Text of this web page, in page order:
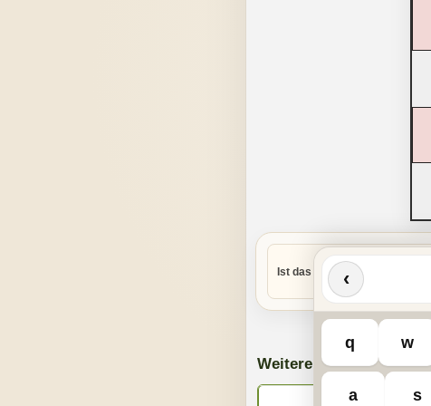
Ist das Rätsel zu schwer?
Weitere Spiele
Kreuzworträtsel
‹
q w
a s